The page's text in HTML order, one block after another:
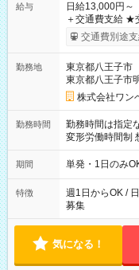
給与
日給13,000円～
＋交通費支給 ★交通費全額支給！ ┗案件により規定あり ★日払
いOK！（規定
ンビニATMから 日払
交通費別途支
勤務地
東京都八王子市
東京都八王子市
株式会社ワン
勤務時間
勤務時間は指定
変形労働時間制 想定労働
～21：00
期間 単発・1日のみ
特徴
週1日からOK /
募集
気になる！